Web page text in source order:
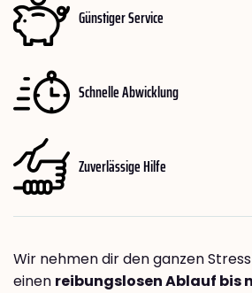
Günstiger Service
Schnelle Abwicklung
Zuverlässige Hilfe
Wir nehmen dir den ganzen
einen reibungslosen Ablauf bis